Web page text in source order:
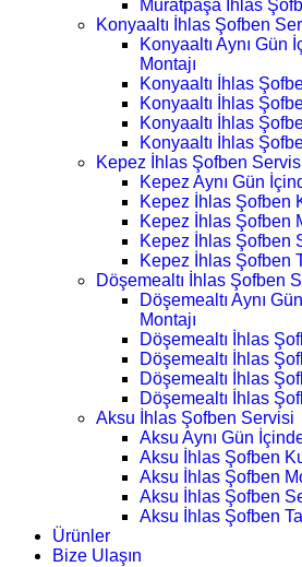
Muratpaşa İhlas
Konyaaltı İhlas Şofben
Konyaaltı Aynı Gün
Montajı
Konyaaltı İhlas
Konyaaltı İhlas
Konyaaltı İhlas
Konyaaltı İhlas
Kepez İhlas Şofben
Kepez Aynı Gün
Kepez İhlas Şofben
Kepez İhlas Şofben
Kepez İhlas Şofben
Kepez İhlas Şofben
Döşemealtı İhlas Şofben
Döşemealtı Aynı
Montajı
Döşemealtı İhlas
Döşemealtı İhlas
Döşemealtı İhlas
Döşemealtı İhlas
Aksu İhlas Şofben Servisi
Aksu Aynı Gün
Aksu İhlas Şofben
Aksu İhlas Şofben
Aksu İhlas Şofben
Aksu İhlas Şofben
Ürünler
Bize Ulaşın